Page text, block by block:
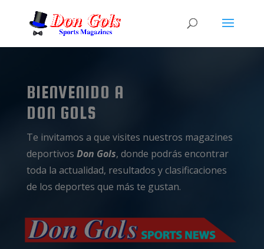
BIENVENIDO A
DON GOLS
Te invitamos a que visites nuestros magazines
deportivos Don Gols, donde podrás encontrar
toda la actualidad, resultados y clasificaciones
de los deportes que más te gustan.